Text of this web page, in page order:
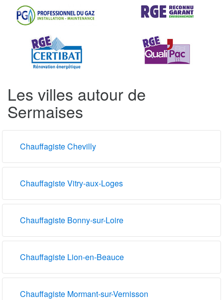
Les villes autour de
Sermaises
Chauffagiste Chevilly
Chauffagiste Vitry-aux-Loges
Chauffagiste Bonny-sur-Loire
Chauffagiste Lion-en-Beauce
Chauffagiste Mormant-sur-Vernisson